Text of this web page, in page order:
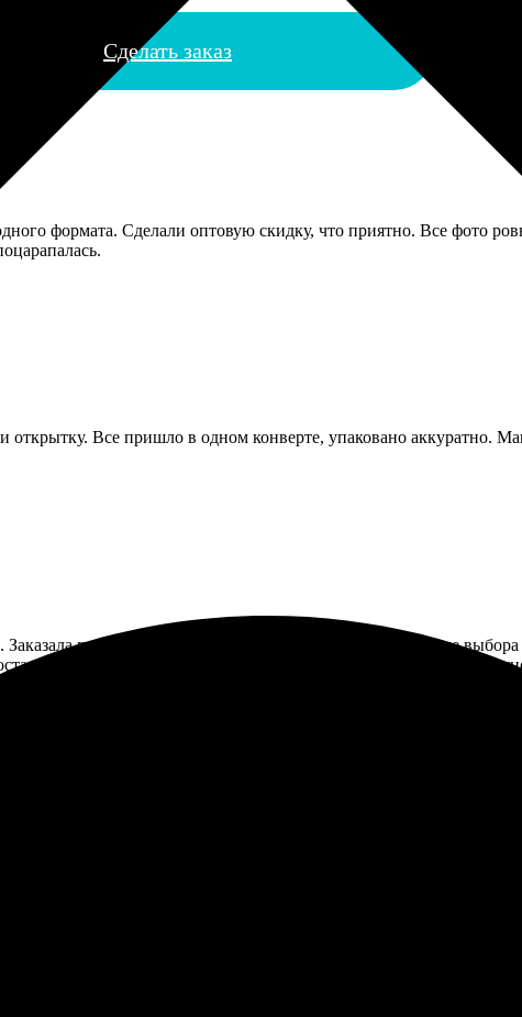
Сделать заказ
формата. Сделали оптовую скидку, что приятно. Все фото
открытку. Все пришло в одном конверте, упаковано аккуратно.
портрет, оформление заказа прошло просто. После
быстро и без повреждений. Пакет был аккуратный.
удобно добавлять фото и редактировать. Картину сделали